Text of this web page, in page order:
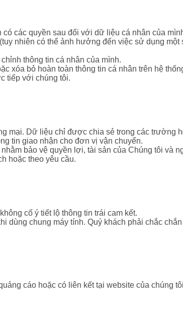
các quyền sau đối với dữ liệu cá nhân của
nhiên có thể ảnh hưởng đến việc sử dụng một
thông tin cá nhân của mình.
xóa bỏ hoàn toàn thông tin cá nhân trên hệ
tiếp với chúng tôi.
mại. Dữ liệu chỉ được chia sẻ trong các trường
tin giao nhận cho đơn vị vận chuyển.
bảo vệ quyền lợi, tài sản của Chúng tôi và
hoặc theo yêu cầu.
cố ý tiết lộ thông tin trái cam kết.
dùng chung máy tính. Quý khách phải chắc
cáo hoặc có liên kết tại website của chúng